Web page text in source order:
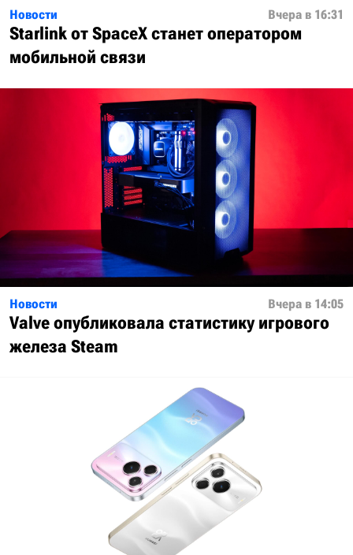
Новости Вчера в 16:31
Starlink от SpaceX станет оператором
мобильной связи
Новости Вчера в 14:05
Valve опубликовала статистику игрового
железа Steam